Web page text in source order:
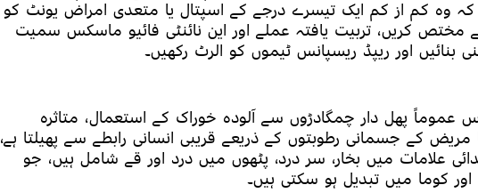
وہ کم از کم ایک تیسرے درجے کے اسپتال یا متعدی امراض یونٹ کو
مختص کریں، تربیت یافتہ عملے اور این نائنٹی فائیو ماسکس سمیت
بنائیں اور ریپڈ ریسپانس ٹیموں کو الرٹ رکھیں۔
عموماً پھل دار چمگادڑوں سے آلودہ خوراک کے استعمال، متاثرہ
مریض کے جسمانی رطوبتوں کے ذریعے قریبی انسانی رابطے سے پھیلتا ہے،
علامات میں بخار، سر درد، پٹھوں میں درد اور قے شامل ہیں، جو
کوما میں تبدیل ہو سکتی ہیں۔